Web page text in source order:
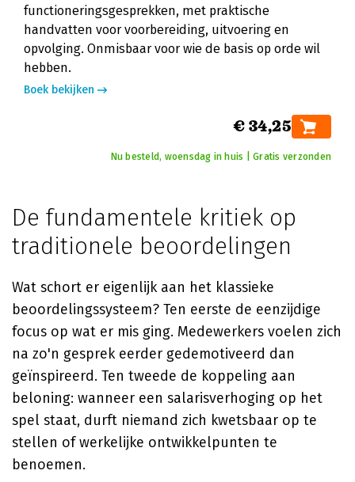
functioneringsgesprekken, met praktische
handvatten voor voorbereiding, uitvoering en
opvolging. Onmisbaar voor wie de basis op orde wil
hebben.
Boek bekijken
€ 34,25
Nu besteld, woensdag in huis | Gratis verzonden
De fundamentele kritiek op
traditionele beoordelingen
Wat schort er eigenlijk aan het klassieke
beoordelingssysteem? Ten eerste de eenzijdige
focus op wat er mis ging. Medewerkers voelen zich
na zo'n gesprek eerder gedemotiveerd dan
geïnspireerd. Ten tweede de koppeling aan
beloning: wanneer een salarisverhoging op het
spel staat, durft niemand zich kwetsbaar op te
stellen of werkelijke ontwikkelpunten te
benoemen.